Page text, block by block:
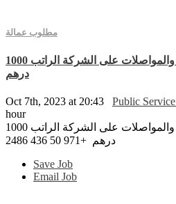
مطلوب عمالة
مطلوب كهربائي السكن والمواصلات على الشركة الراتب 1000
درهم
Oct 7th, 2023 at 20:43 Public Service
hour
مطلوب كهربائي السكن والمواصلات على الشركة الراتب 1000
درهم +971 50 436 2486
Save Job
Email Job